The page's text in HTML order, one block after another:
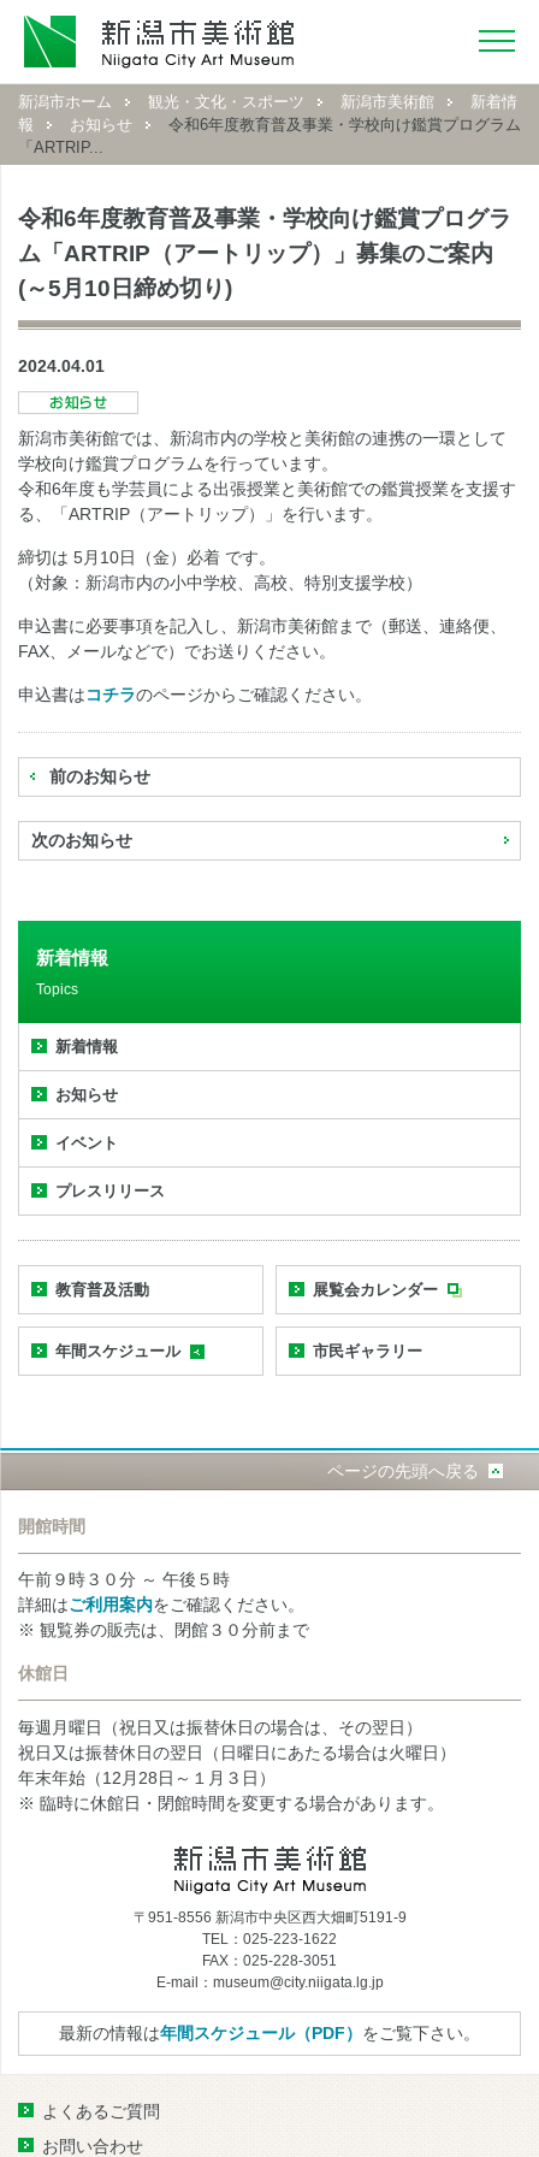
新潟市ホーム 観光・文化・スポーツ 新潟市美術館
新着情
報
お知らせ
令和6年度教育普及事業・学校向け鑑賞プログラム
「ARTRIP...
令和6年度教育普及事業・学校向け鑑賞プログラ
ム「ARTRIP（アートリップ）」募集のご案内
(～5月10日締め切り)
2024.04.01
新潟市美術館では、新潟市内の学校と美術館の連携の一環として
学校向け鑑賞プログラムを行っています。
令和6年度も学芸員による出張授業と美術館での鑑賞授業を支援す
る、「ARTRIP（アートリップ）」を行います。
締切は 5月10日（金）必着 です。
（対象：新潟市内の小中学校、高校、特別支援学校）
申込書に必要事項を記入し、新潟市美術館まで（郵送、連絡便、
FAX、メールなどで）でお送りください。
申込書はコチラのページからご確認ください。
前のお知らせ
次のお知らせ
新着情報
Topics
新着情報
お知らせ
イベント
プレスリリース
教育普及活動 展覧会カレンダー
年間スケジュール 市民ギャラリー
ページの先頭へ戻る
開館時間
午前９時３０分 ～ 午後５時
詳細はご利用案内をご確認ください。
※ 観覧券の販売は、閉館３０分前まで
休館日
毎週月曜日（祝日又は振替休日の場合は、その翌日）
祝日又は振替休日の翌日（日曜日にあたる場合は火曜日）
年末年始（12月28日～１月３日）
※ 臨時に休館日・閉館時間を変更する場合があります。
〒951-8556 新潟市中央区西大畑町5191-9
TEL：025-223-1622
FAX：025-228-3051
E-mail：museum@city.niigata.lg.jp
最新の情報は年間スケジュール（PDF） をご覧下さい。
よくあるご質問
お問い合わせ